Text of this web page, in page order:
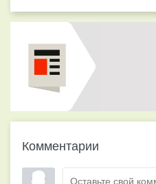
Комментарии